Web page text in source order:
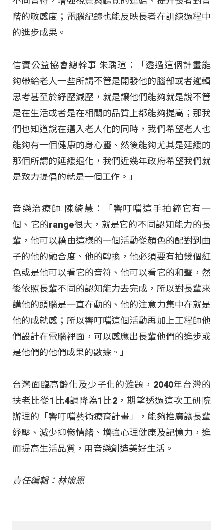
階的敏感度；電腦紀錄也能反映長者在訓練過程中
的進步成果。
信實公益協會總幹事 朱瑀瑄：「透過這個計畫能
夠帶給老人一些所謂不管是開發他的腦部或者邏輯
思考甚至於紓壓減壓，就是讓他們能夠就是說不管
是在生活或者是在相關的品質上都能夠提高；那我
們也知道說在邁入老人化的同時，我們希望老人也
能夠有一個健康的身心靈、然後能夠尤其是延緩的
那個所謂的延緩退化，我們近幾年政府希望我們就
是致力提倡的就是一個工作。」
音樂治療師 陳綺慧：「響叮噹這手拍鐘它有一
個、它的range很大，就是它的不同認知能力的長
輩，他可以藉由這樣的一個活動從顏色的配對到曲
子的他的融合度、他的轉換，他必須要有拍幾個紅
色或是他可以看它的音符、他可以看它的和聲，然
後依照長輩不同的認知能力去完成，所以對長輩來
講他的頭腦是一直在動的、他的注意力集中在就是
他的成就感；所以響叮噹這個活動再加上工程師他
們設計在電腦裡面，可以感應出長輩他們的進步或
是他們的他們成果的數據。」
台灣面臨高齡化及少子化的難題，2040年台灣的
扶老比從1比4調降為1比2，期望透過這次工研院
辦理的「響叮噹藝術療育計畫」，能夠推廣讓長輩
紓壓、減少抑鬱情緒、增強心理健康及記憶力，進
而提高生活品質，用音樂創造美好生活。
責任編輯：林懷恩